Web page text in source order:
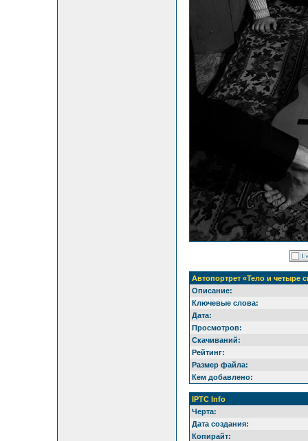
Автопортрет «Тело и четыре
Описание:
Ключевые слова:
Дата:
Просмотров:
Скачиваний:
Рейтинг:
Размер файла:
Кем добавлено:
IPTC Info
Черта:
Дата создания:
Копирайт: